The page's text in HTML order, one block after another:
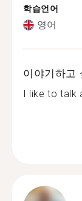
학습언어
영어
이야기하고
I like to talk